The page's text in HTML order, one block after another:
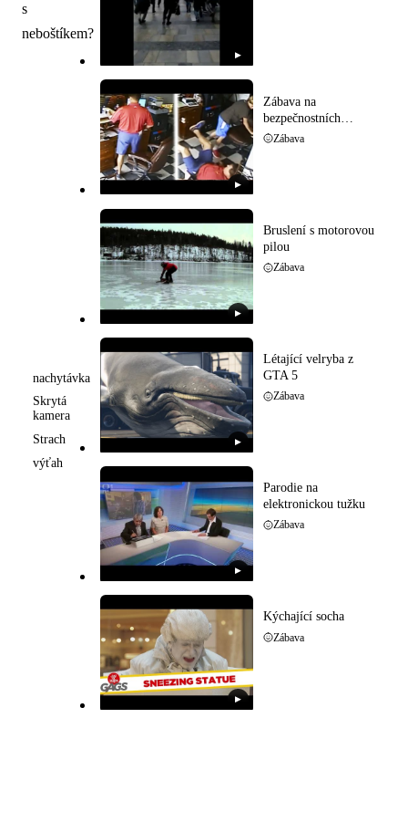
s
neboštíkem?
nachytávka
Skrytá
kamera
Strach
výťah
▶
▶
Zábava na
bezpečnostních
kamerách
Zábava
▶
Bruslení s motorovou
pilou
Zábava
▶
Létající velryba z
GTA 5
Zábava
▶
Parodie na
elektronickou tužku
Zábava
▶
Kýchající socha
Zábava